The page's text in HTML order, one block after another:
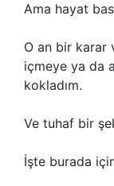
Ama hayat
O an bir karar
içmeye ya da
kokladım.
Ve tuhaf bir
İşte burada